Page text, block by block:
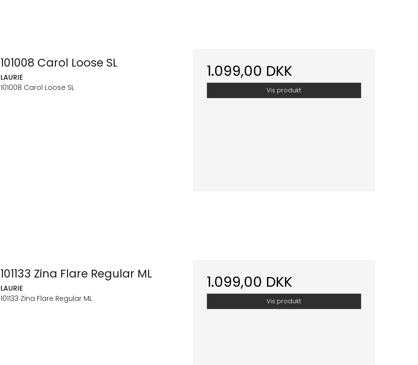
101008 Carol Loose SL
LAURIE
101008 Carol Loose SL
1.099,00 DKK
Vis produkt
101133 Zina Flare Regular ML
LAURIE
101133 Zina Flare Regular ML
1.099,00 DKK
Vis produkt